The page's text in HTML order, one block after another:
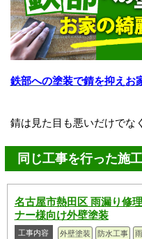
鉄部への塗装で錆を抑えお
錆は見た目も悪いだけでな
同じ工事を行った施
名古屋市熱田区 雨漏り修
ナー様向け外壁塗装
工事内容 外壁塗装 防水工事